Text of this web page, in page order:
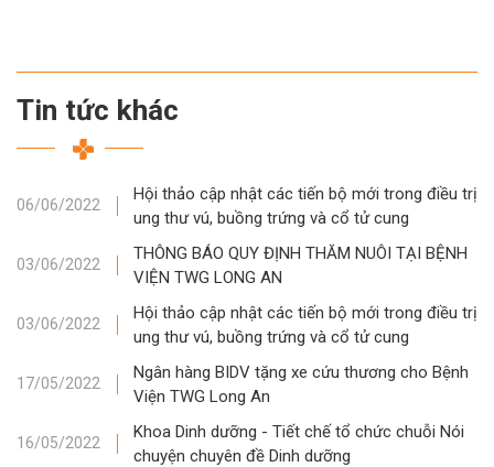
Tin tức khác
06/06/2022
Hội thảo cập nhật các tiến bộ mới trong điều trị
ung thư vú, buồng trứng và cổ tử cung
03/06/2022
THÔNG BÁO QUY ĐỊNH THĂM NUÔI TẠI BỆNH
VIỆN TWG LONG AN
03/06/2022
Hội thảo cập nhật các tiến bộ mới trong điều trị
ung thư vú, buồng trứng và cổ tử cung
17/05/2022
Ngân hàng BIDV tặng xe cứu thương cho Bệnh
Viện TWG Long An
16/05/2022
Khoa Dinh dưỡng - Tiết chế tổ chức chuỗi Nói
chuyện chuyên đề Dinh dưỡng